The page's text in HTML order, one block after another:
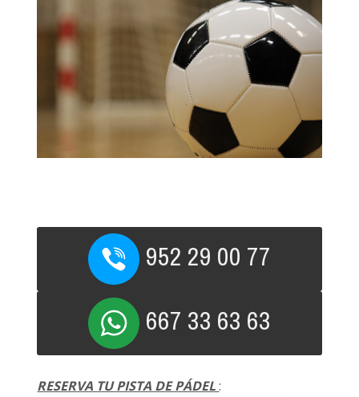
Contactar
952 29 00 77
667 33 63 63
RESERVA TU PISTA DE PÁDEL: